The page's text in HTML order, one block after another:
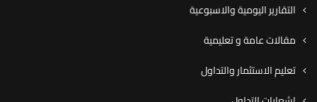
التقارير اليومية والاسبوعية
مقالات عامة و تعليمية
تعليم الاستثمار والتداول